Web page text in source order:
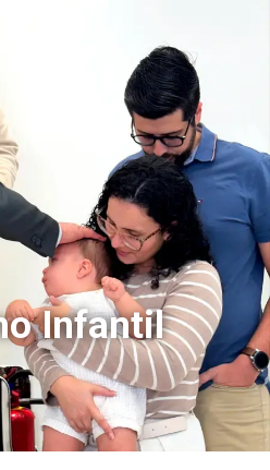
Infantil